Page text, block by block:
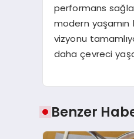
performans
modern yaşamın
vizyonu
daha çevreci
Benzer